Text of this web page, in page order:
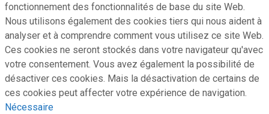
fonctionnement des fonctionnalités de base du site Web.
Nous utilisons également des cookies tiers qui nous aident à
analyser et à comprendre comment vous utilisez ce site Web.
Ces cookies ne seront stockés dans votre navigateur qu'avec
votre consentement. Vous avez également la possibilité de
désactiver ces cookies. Mais la désactivation de certains de
ces cookies peut affecter votre expérience de navigation.
Nécessaire